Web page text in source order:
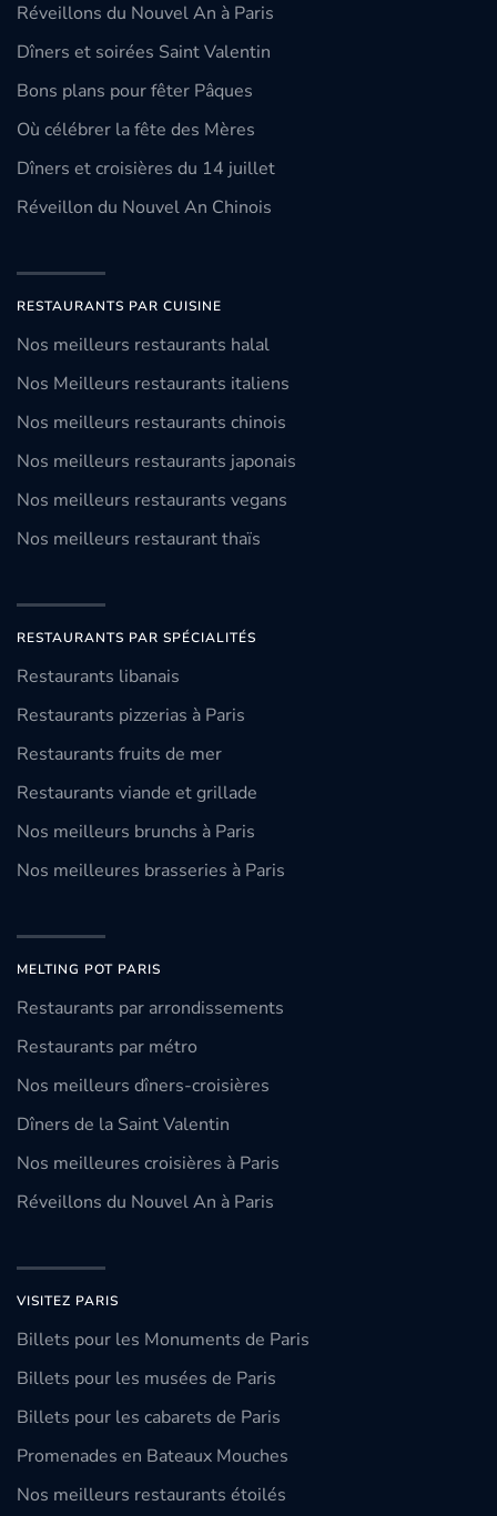
Réveillons du Nouvel An à Paris
Dîners et soirées Saint Valentin
Bons plans pour fêter Pâques
Où célébrer la fête des Mères
Dîners et croisières du 14 juillet
Réveillon du Nouvel An Chinois
RESTAURANTS PAR CUISINE
Nos meilleurs restaurants halal
Nos Meilleurs restaurants italiens
Nos meilleurs restaurants chinois
Nos meilleurs restaurants japonais
Nos meilleurs restaurants vegans
Nos meilleurs restaurant thaïs
RESTAURANTS PAR SPÉCIALITÉS
Restaurants libanais
Restaurants pizzerias à Paris
Restaurants fruits de mer
Restaurants viande et grillade
Nos meilleurs brunchs à Paris
Nos meilleures brasseries à Paris
MELTING POT PARIS
Restaurants par arrondissements
Restaurants par métro
Nos meilleurs dîners-croisières
Dîners de la Saint Valentin
Nos meilleures croisières à Paris
Réveillons du Nouvel An à Paris
VISITEZ PARIS
Billets pour les Monuments de Paris
Billets pour les musées de Paris
Billets pour les cabarets de Paris
Promenades en Bateaux Mouches
Nos meilleurs restaurants étoilés